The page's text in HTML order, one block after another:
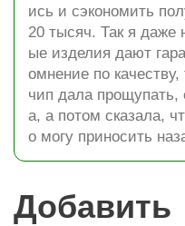
ись и сэкономить
20 тысяч. Так я даже
ые изделия дают
омнение по
чип дала прощупать,
а, а потом сказала,
о могу приносить
Добавить